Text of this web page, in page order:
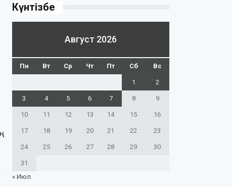
Күнтізбе
Август 2026
Пн Вт Ср Чт Пт Сб Вс
1 2
3 4 5 6 7 8 9
10 11 12 13 14 15 16
17 18 19 20 21 22 23
24 25 26 27 28 29 30
31
« Июл